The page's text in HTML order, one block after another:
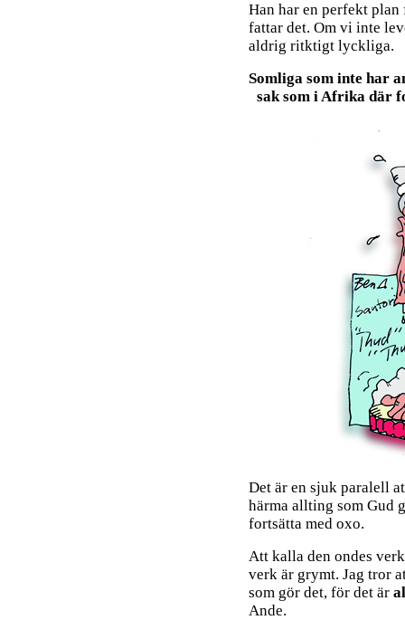
Han har en perfekt
fattar det. Om vi inte
aldrig ritktigt lyckliga.
Somliga som inte har
sak som i Afrika där
Det är en sjuk paralell
härma allting som Gud
fortsätta med oxo.
Att kalla den ondes
verk är grymt. Jag tror
som gör det, för det är
Ande.